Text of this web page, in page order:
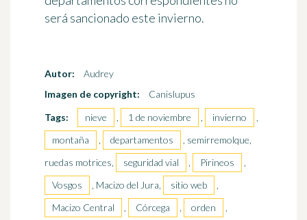
será sancionado este invierno.
Autor:
Audrey
Imagen de copyright:
Canislupus
Tags:
nieve , 1 de noviembre , invierno
,
montaña
, departamentos
, semirremolque,
ruedas motrices,
seguridad vial , Pirineos
,
Vosgos
, Macizo del Jura, sitio web
,
Macizo Central
, Córcega , orden
,